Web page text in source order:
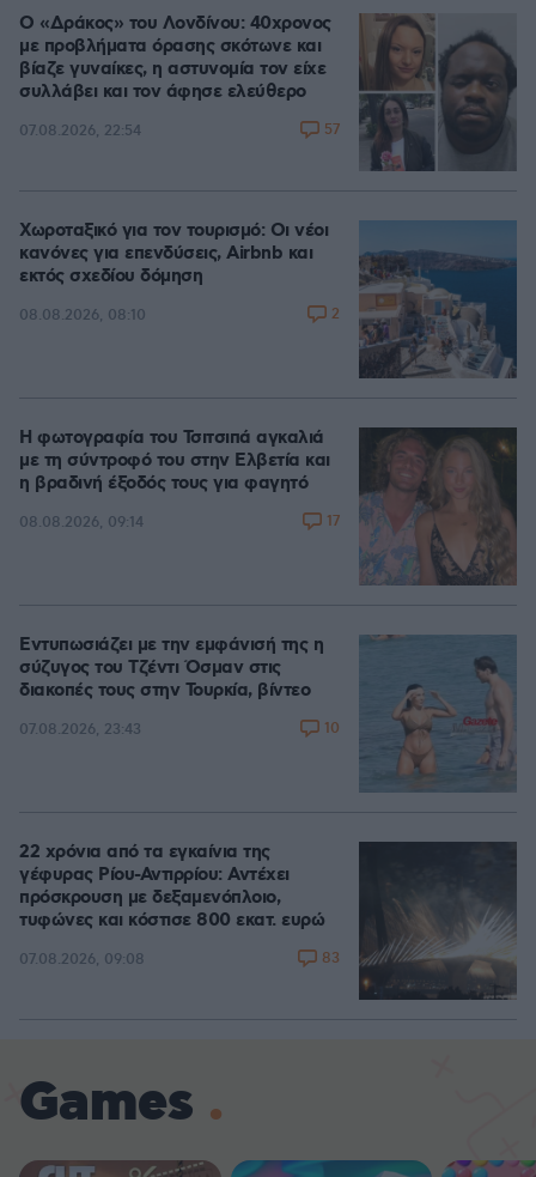
Ο «Δράκος» του Λονδίνου: 40χρονος
με προβλήματα όρασης σκότωνε και
βίαζε γυναίκες, η αστυνομία τον είχε
συλλάβει και τον άφησε ελεύθερο
07.08.2026, 22:54 57
Χωροταξικό για τον τουρισμό: Οι νέοι
κανόνες για επενδύσεις, Airbnb και
εκτός σχεδίου δόμηση
08.08.2026, 08:10 2
Η φωτογραφία του Τσιτσιπά αγκαλιά
με τη σύντροφό του στην Ελβετία και
η βραδινή έξοδός τους για φαγητό
08.08.2026, 09:14 17
Εντυπωσιάζει με την εμφάνισή της η
σύζυγος του Τζέντι Όσμαν στις
διακοπές τους στην Τουρκία, βίντεο
07.08.2026, 23:43 10
22 χρόνια από τα εγκαίνια της
γέφυρας Ρίου-Αντιρρίου: Αντέχει
πρόσκρουση με δεξαμενόπλοιο,
τυφώνες και κόστισε 800 εκατ. ευρώ
07.08.2026, 09:08 83
Games